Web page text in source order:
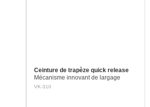
Ceinture de trapèze quick release
Mécanisme innovant de largage
rapide (QR) et plaque de ceinture qui
VK-310